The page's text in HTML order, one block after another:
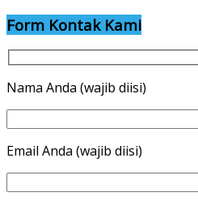
Form Kontak Kami
Nama Anda (wajib diisi)
Email Anda (wajib diisi)